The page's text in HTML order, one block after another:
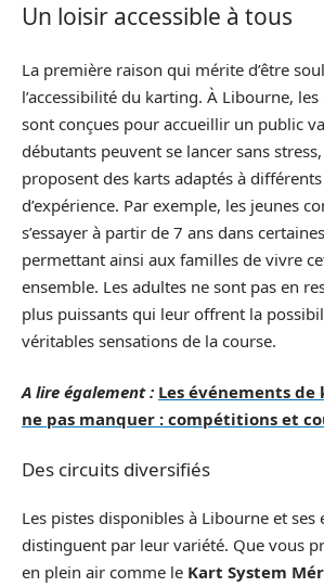
Un loisir accessible à tous
La première raison qui mérite d’être
l’accessibilité du karting. À Libourne,
sont conçues pour accueillir un public
débutants peuvent se lancer sans
proposent des karts adaptés à
d’expérience. Par exemple, les jeunes
s’essayer à partir de 7 ans dans
permettant ainsi aux familles de vivre
ensemble. Les adultes ne sont pas en
plus puissants qui leur offrent la
véritables sensations de la course.
A lire également : Les événements
ne pas manquer : compétitions et
Des circuits diversifiés
Les pistes disponibles à Libourne et ses
distinguent par leur variété. Que vous
en plein air comme le Kart System